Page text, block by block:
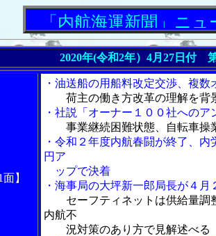
「内航海運新聞」ニュース
2020年(令和2年）4月27日付
】
・油送船の用船料改定交渉、複
荷主の働き方改革の理解を背
・社説「オーナー１００社への
事業継続困難状態、自転車操
・令和２年度内航春闘が終了、内
円ア
ップで決着
・海事局の大坪新一郎局長が４月
セーフティネットは供給量調
内航不
況対策のあり方で見解述べる